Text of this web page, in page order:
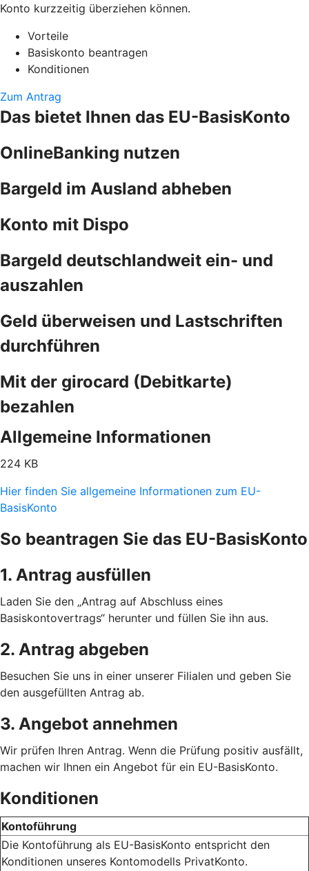
Konto kurzzeitig überziehen können.
Vorteile
Basiskonto beantragen
Konditionen
Zum Antrag
Das bietet Ihnen das EU-BasisKonto
OnlineBanking nutzen
Bargeld im Ausland abheben
Konto mit Dispo
Bargeld deutschlandweit ein- und
auszahlen
Geld überweisen und Lastschriften
durchführen
Mit der girocard (Debitkarte)
bezahlen
Allgemeine Informationen
224 KB
Hier finden Sie allgemeine Informationen zum EU-
BasisKonto
So beantragen Sie das EU-BasisKonto
1. Antrag ausfüllen
Laden Sie den „Antrag auf Abschluss eines
Basiskontovertrags“ herunter und füllen Sie ihn aus.
2. Antrag abgeben
Besuchen Sie uns in einer unserer Filialen und geben Sie
den ausgefüllten Antrag ab.
3. Angebot annehmen
Wir prüfen Ihren Antrag. Wenn die Prüfung positiv ausfällt,
machen wir Ihnen ein Angebot für ein EU-BasisKonto.
Konditionen
Kontoführung
Die Kontoführung als EU-BasisKonto entspricht den
Konditionen unseres Kontomodells PrivatKonto.